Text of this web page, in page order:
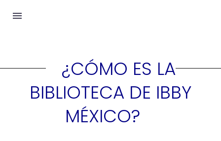
¿CÓMO ES LA
BIBLIOTECA DE IBBY
MÉXICO?